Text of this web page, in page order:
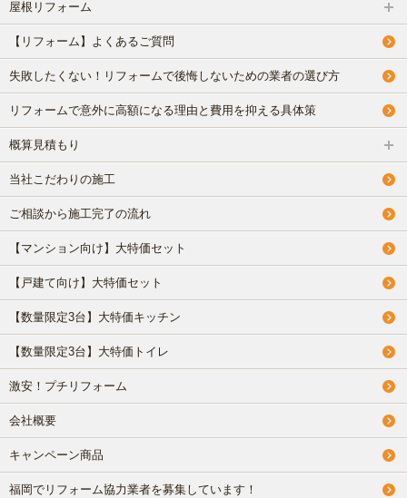
屋根リフォーム
【リフォーム】よくあるご質問
失敗したくない！リフォームで後悔しないための業者の選び方
リフォームで意外に高額になる理由と費用を抑える具体策
概算見積もり
当社こだわりの施工
ご相談から施工完了の流れ
【マンション向け】大特価セット
【戸建て向け】大特価セット
【数量限定3台】大特価キッチン
【数量限定3台】大特価トイレ
激安！プチリフォーム
会社概要
キャンペーン商品
福岡でリフォーム協力業者を募集しています！